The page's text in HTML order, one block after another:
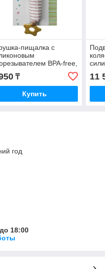
пищалка с
BPA-free,
Uviton
₸
Купить
11
год
18:00